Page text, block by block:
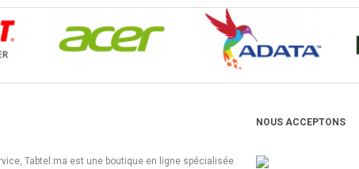
Tabtel.ma est une boutique en ligne spécialisée
NOUS ACCEPTONS